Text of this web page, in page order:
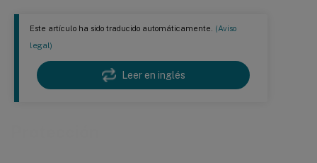
Este artículo ha sido traducido automáticamente. (Aviso
legal)
Leer en inglés